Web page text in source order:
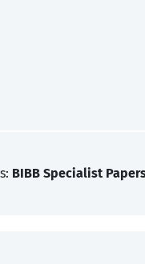
BIBB Specialist